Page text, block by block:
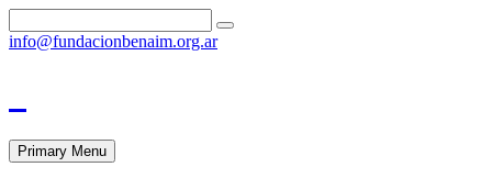
info@fundacionbenaim.org.ar
Primary Menu